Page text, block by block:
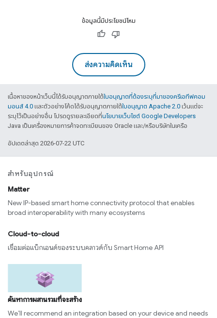
ข้อมูลนี้มีประโยชน์ไหม
ส่งความคิดเห็น
เนื้อหาของหน้าเว็บนี้ได้รับอนุญาตภายใต้ใบอนุญาตที่ต้องระบุที่มาของครีเอทีฟคอม
มอนส์ 4.0 และตัวอย่างโค้ดได้รับอนุญาตภายใต้ใบอนุญาต Apache 2.0 เว้นแต่จะ
ระบุไว้เป็นอย่างอื่น โปรดดูรายละเอียดที่นโยบายเว็บไซต์ Google Developers
Java เป็นเครื่องหมายการค้าจดทะเบียนของ Oracle และ/หรือบริษัทในเครือ
อัปเดตล่าสุด 2026-07-22 UTC
สำหรับอุปกรณ์
Matter
New IP-based smart home connectivity protocol that enables
broad interoperability with many ecosystems
Cloud-to-cloud
เชื่อมต่อแบ็กเอนด์ของระบบคลาวด์กับ Smart Home API
ค้นหาการผสานรวมที่จะสร้าง
We’ll recommend an integration based on your device and needs